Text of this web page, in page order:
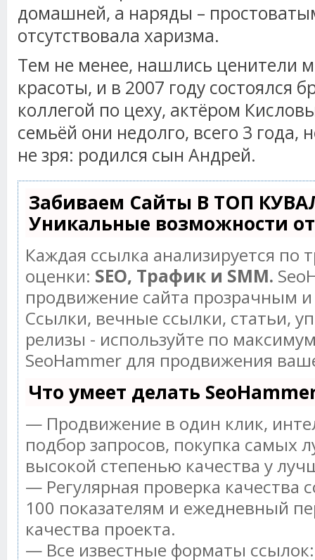
домашней, а наряды –
отсутствовала харизма.
Тем не менее, нашлись ценители
красоты, и в 2007 году состоялся
коллегой по цеху, актёром
семьёй они недолго, всего 3 года,
не зря: родился сын Андрей.
Забиваем Сайты В ТОП
Уникальные возможности
Каждая ссылка анализируется по
оценки: SEO, Трафик и SMM.
продвижение сайта прозрачным
Ссылки, вечные ссылки, статьи,
релизы - используйте по
SeoHammer для продвижения
Что умеет делать
— Продвижение в один клик,
подбор запросов, покупка самых
высокой степенью качества у
— Регулярная проверка качества
100 показателям и ежедневный
качества проекта.
— Все известные форматы